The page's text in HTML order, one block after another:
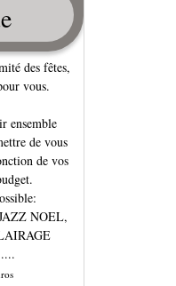
des fêtes,
vous.
ensemble
de vous
de vos
NOEL,